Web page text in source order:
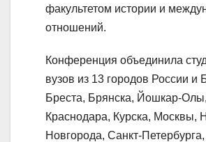
факультетом истории и
отношений.
Конференция объединила
вузов из 13 городов России и
Бреста, Брянска, Йошкар-
Краснодара, Курска, Москвы,
Новгорода, Санкт-Петербурга,